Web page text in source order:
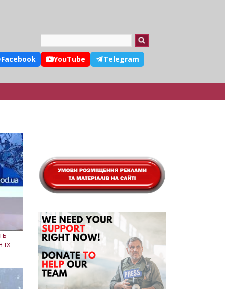
Facebook YouTube Telegram
їх